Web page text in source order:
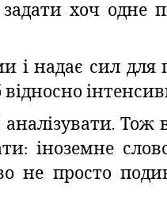
хоч одне
і надає сил
аналізувати.
іноземне
не просто